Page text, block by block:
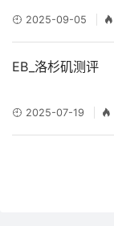
2025-09-05
EB_洛杉矶测评
2025-07-19